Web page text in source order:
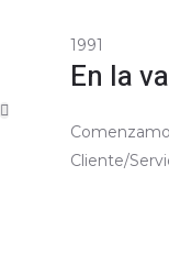
1991
En la
Cliente/